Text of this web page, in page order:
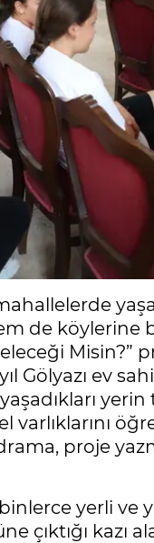
de köylerine
Misin?”
Gölyazı ev
yaşadıkları
varlıklarını
proje
yerli ve
çıktığı kazı